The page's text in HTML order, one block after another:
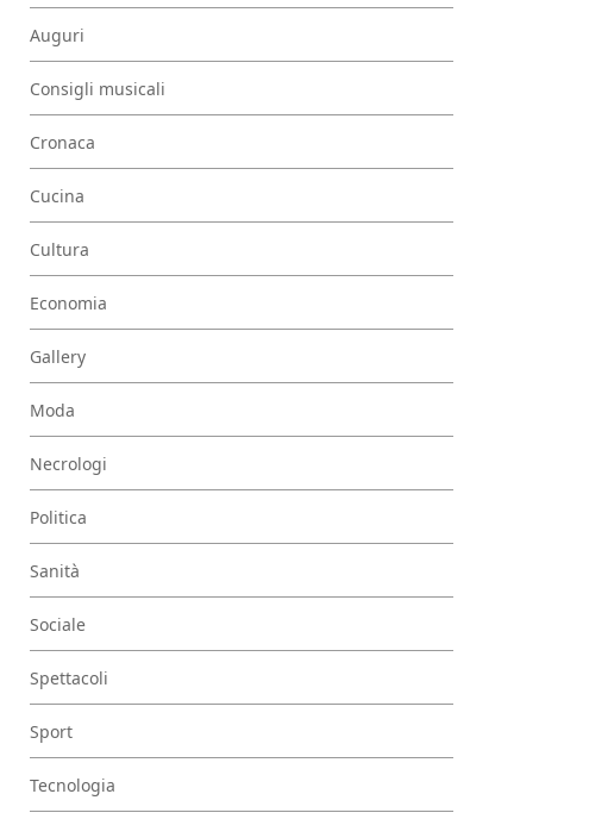
Auguri
Consigli musicali
Cronaca
Cucina
Cultura
Economia
Gallery
Moda
Necrologi
Politica
Sanità
Sociale
Spettacoli
Sport
Tecnologia